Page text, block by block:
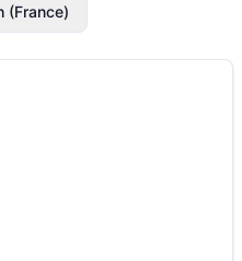
(France)